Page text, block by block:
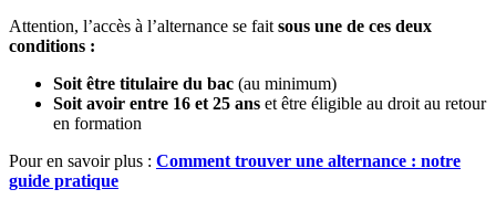
Attention, l’accès à l’alternance se fait sous une de ces deux
conditions :
Soit être titulaire du bac (au minimum)
Soit avoir entre 16 et 25 ans et être éligible au droit au retour
en formation
Pour en savoir plus : Comment trouver une alternance : notre
guide pratique